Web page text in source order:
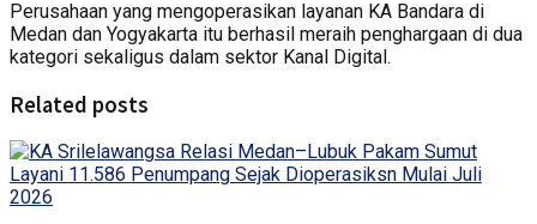
Perusahaan yang mengoperasikan layanan KA Bandara di
Medan dan Yogyakarta itu berhasil meraih penghargaan di dua
kategori sekaligus dalam sektor Kanal Digital.
Related posts